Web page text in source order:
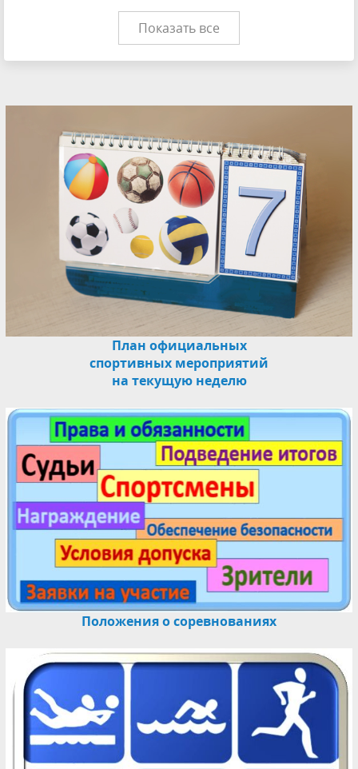
Показать все
План официальных
спортивных мероприятий
на текущую неделю
Положения о соревнованиях